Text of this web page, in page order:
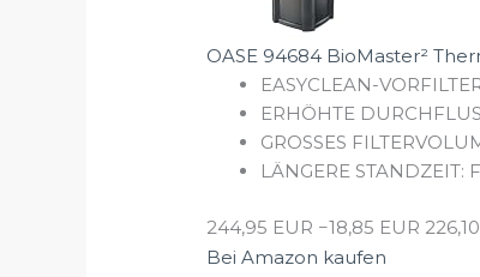
OASE 94684 BioMaster²
EASYCLEAN-
ERHÖHTE
GROSSES
LÄNGERE
244,95 EUR −18,85 EUR
Bei Amazon kaufen